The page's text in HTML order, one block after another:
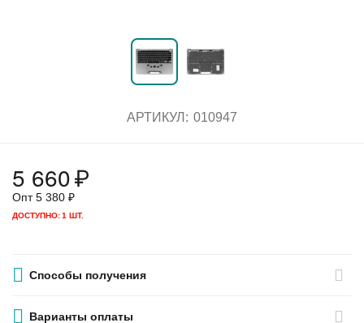
АРТИКУЛ: 010947
5 660₽
Опт5 380 ₽
ДОСТУПНО:1 ШТ.
Способы получения
Варианты оплаты